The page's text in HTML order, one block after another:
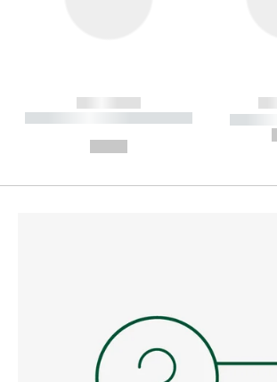
------------
----------- ----------- --------